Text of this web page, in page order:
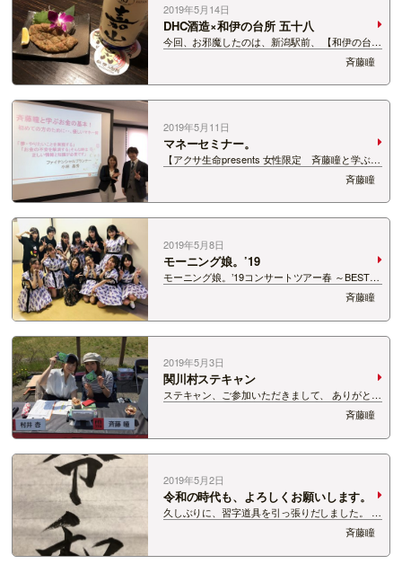
2019年5月14日
DHC酒造×和伊の台所 五十八
今回、お邪魔したのは、新潟駅前、 【和伊の台所
五十八】 お邪魔するのは、3年ぶりになりま
す。 この度、DHC酒造のグループ会社である、
【DHCビール】が、こちらの五十八さんでは、
飲めるようになりました…
斉藤瞳
2019年5月11日
マネーセミナー。
【アクサ生命presents 女性限定 斉藤瞳と学ぶお
金の基本！ ～初めての方のために・・・やさしい
マネー術～】 ご参加いただいた皆さま、 ありが
とうございました！ 私自身も、セミナーをしっ
か…
斉藤瞳
2019年5月8日
モーニング娘。’19
モーニング娘。’19コンサートツアー春 ～BEST
WISHES！～ @新潟テルサ お邪魔してきまし
た！ ベストアルバムを出した後のライブツアーだ
けあって、 贅沢なセットリストです！ 全曲全
開！ノンストップ的…
斉藤瞳
2019年5月3日
関川村ステキャン
ステキャン、ご参加いただきまして、 ありがとう
こざいました！！ お天気も良く、ちょっと風は
強かったけど、 外でのステキャンだったので、
気持ち良かったです！ お邪魔したのは、 『道の
駅 関川』 せきかわ観光…
斉藤瞳
2019年5月2日
令和の時代も、よろしくお願いします。
久しぶりに、習字道具を引っ張りだしました。
時代の変化。 世の中の変化。 悩み、苦しみ、迷
う事も多いですが、 令和の時代も、 よろしくお
願いいたします。 我が家の変化は… 新たな…
斉藤瞳